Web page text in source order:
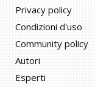
Privacy policy
Condizioni d'uso
Community policy
Autori
Esperti